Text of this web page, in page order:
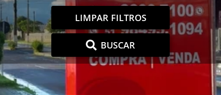
LIMPAR FILTROS
BUSCAR